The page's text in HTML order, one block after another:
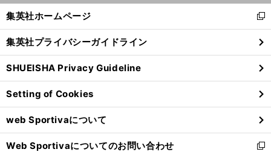
閉
る
集英社ホームページ
新
し
い
ウ
ィ
ン
ド
ウ
で
開
く
集英社プライバシーガイドライン
SHUEISHA Privacy Guideline
Setting of Cookies
web Sportivaについて
Web Sportivaについてのお問い合わせ
新